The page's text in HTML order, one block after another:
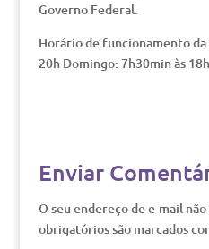
Governo Federal.
Horário de funcionamento da
20h Domingo: 7h30min às 18h
Enviar
O seu endereço de e-mail
obrigatórios são marcados